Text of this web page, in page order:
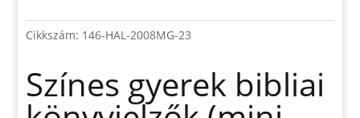
Cikkszám: 146-HAL-2008MG-23
Színes gyerek bibliai